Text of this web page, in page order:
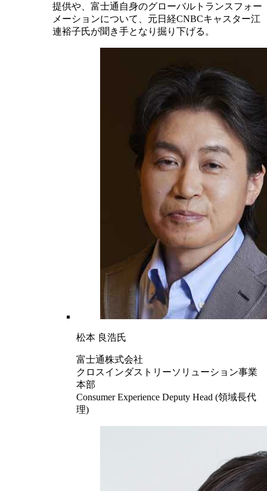
提供や、富士通自身のグローバルトランスフォー
メーションについて、元日経CNBCキャスター江
連裕子氏が聞き手となり掘り下げる。
松本 良浩氏
富士通株式会社
クロスインダストリーソリューション事業
本部
Consumer Experience Deputy Head (領域長代
理)